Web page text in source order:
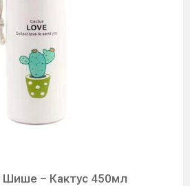
Шише – Кактус 450мл